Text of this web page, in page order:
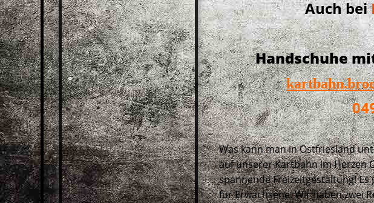
Auch bei
Handschuhe
Was kann man in Ostfriesland
auf unserer Kartbahn im Herzen
spannende Freizeitgestaltung!
für Erwachsene. Wir haben zwei